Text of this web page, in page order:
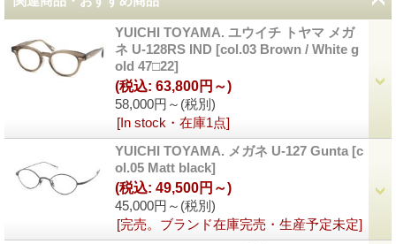
YUICHI TOYAMA. ユウイチ トヤマ メガ
ネ U-128RS IND [col.03 Brown / White g
old 47□22]
58,000円～ (税別)
(税込: 63,800円～)
[In stock・在庫1点]
YUICHI TOYAMA. メガネ U-127 Gunta [c
ol.05 Matt black]
45,000円～ (税別)
(税込: 49,500円～)
[完売。ブランド在庫完売・生産予定未定]